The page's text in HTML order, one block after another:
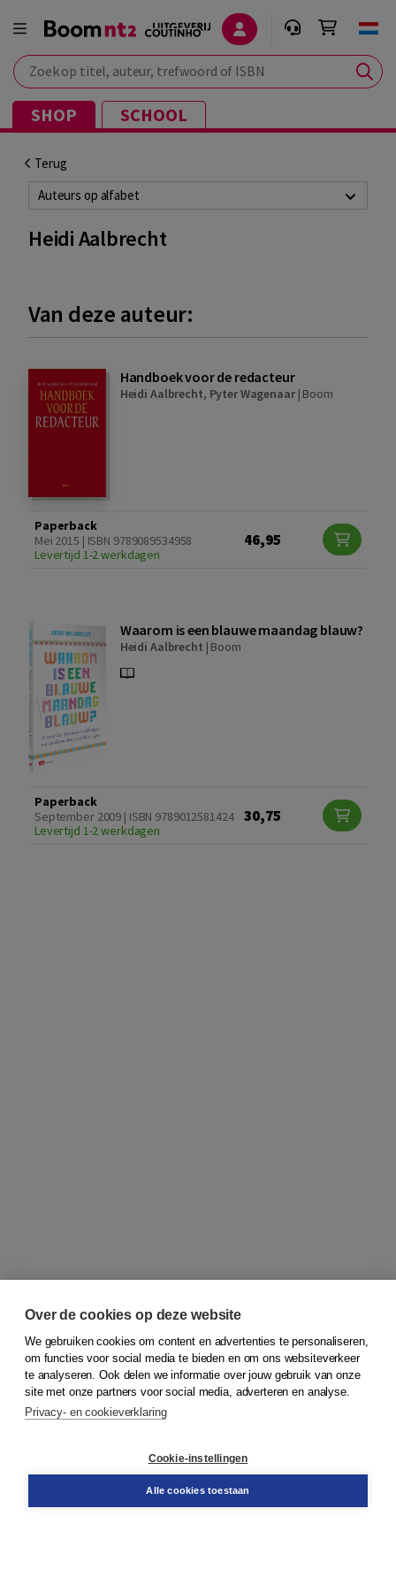
Zoek op titel, auteur, trefwoord of ISBN
SHOP SCHOOL
Terug
Auteurs op alfabet
Heidi Aalbrecht
Van deze auteur:
Handboek voor de redacteur
Heidi Aalbrecht, Pyter Wagenaar| Boom
Paperback
Mei 2015 | ISBN 9789089534958
Levertijd 1-2 werkdagen
46,95
Waarom is een blauwe maandag blauw?
Heidi Aalbrecht | Boom
Paperback
September 2009 | ISBN 9789012581424
Levertijd 1-2 werkdagen
30,75
© 2026Koninklijke Boom uitgevers
Bestellen
Over de cookies op deze website
We gebruiken cookies om content en advertenties te personaliseren,
om functies voor social media te bieden en om ons websiteverkeer
te analyseren. Ook delen we informatie over jouw gebruik van onze
site met onze partners voor social media, adverteren en analyse.
Privacy- en cookieverklaring
Cookie-instellingen
Alle cookies toestaan